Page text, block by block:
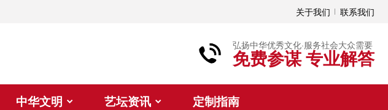
关于我们 联系我们
弘扬中华优秀文化·服务社会大众需要
免费参谋 专业解答
中华文明 艺坛资讯 定制指南